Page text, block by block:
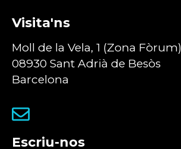
Visita'ns
Moll de la Vela, 1 (Zona Fòrum)
08930 Sant Adrià de Besòs
Barcelona
Escriu-nos